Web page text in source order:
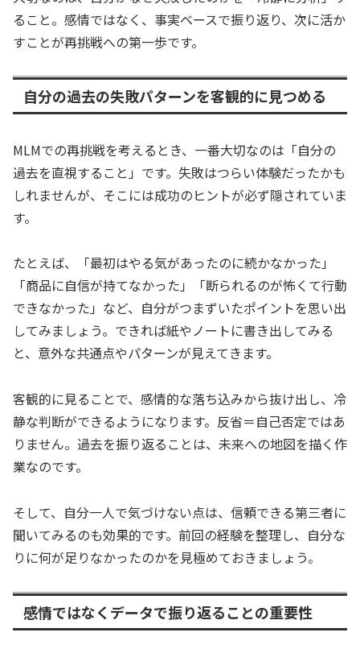
ること。感情ではなく、事実ベースで振り返り、次に活か
すことが再挑戦への第一歩です。
自分の過去の失敗パターンを客観的に見つめる
MLMでの再挑戦を考えるとき、一番大切なのは「自分の
過去を直視すること」です。失敗はつらい体験だったかも
しれませんが、そこには成功のヒントが必ず隠されていま
す。
たとえば、「最初はやる気があったのに続かなかった」
「商品に自信が持てなかった」「断られるのが怖くて行動
できなかった」など、自分がつまずいたポイントを思い出
してみましょう。できれば紙やノートに書き出してみる
と、意外な共通点やパターンが見えてきます。
客観的に見ることで、感情的な落ち込みから抜け出し、冷
静な判断ができるようになります。反省＝自己否定ではあ
りません。過去を振り返ることは、未来への地図を描く作
業なのです。
そして、自分一人で気づけない点は、信頼できる第三者に
聞いてみるのも効果的です。前回の経験を整理し、自分な
りに何が足りなかったのかを見極めておきましょう。
感情ではなくデータで振り返ることの重要性